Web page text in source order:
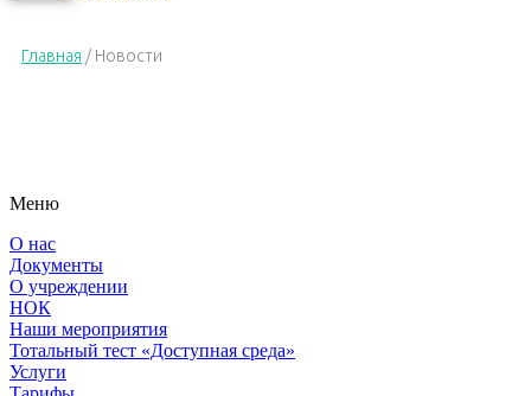
Главная / Новости
Меню
О нас
Документы
О учреждении
НОК
Наши мероприятия
Тотальный тест «Доступная среда»
Услуги